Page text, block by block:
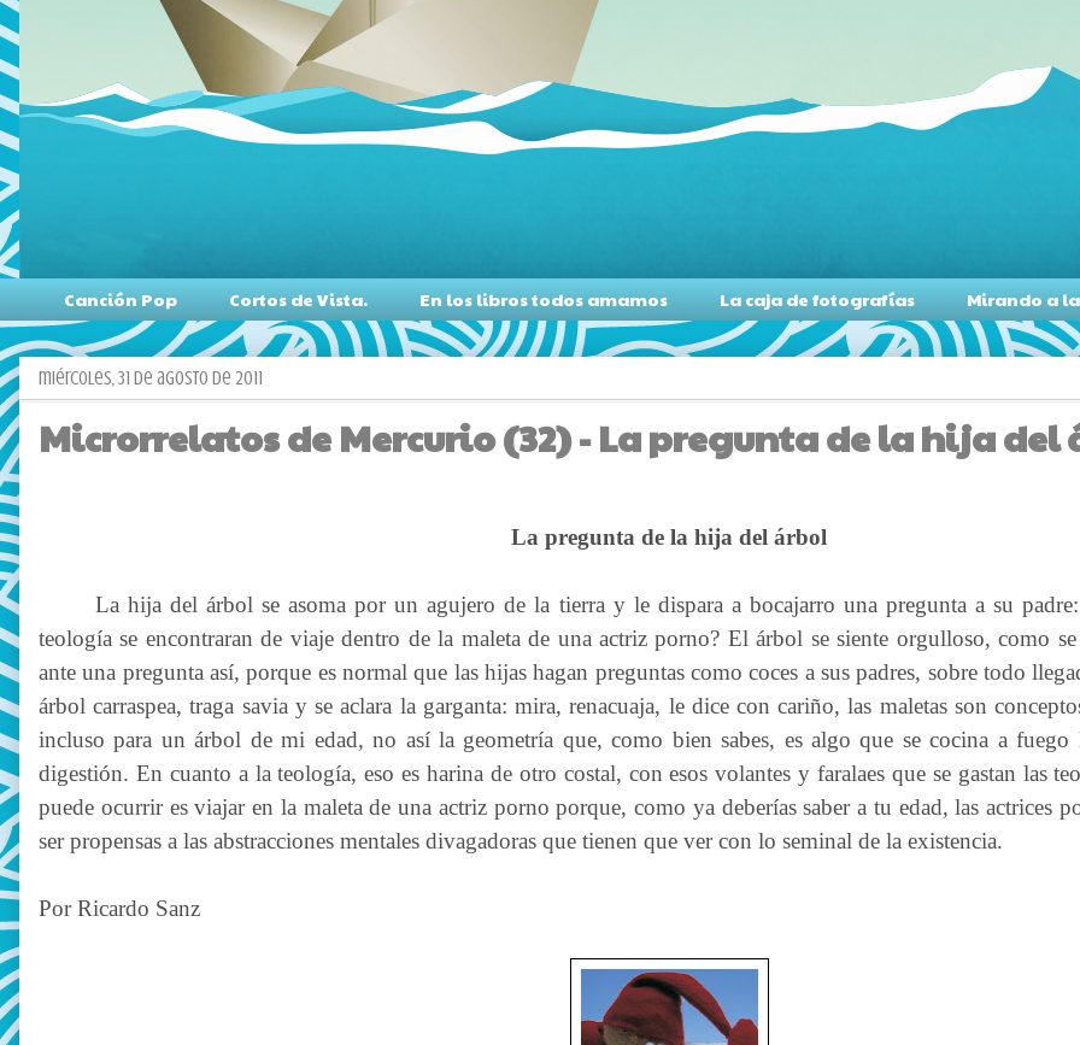
Canción Pop Cortos de Vista. En los libros todos amamos La caja de fotografías Mirando a
miércoles, 31 de agosto de 2011
Microrrelatos de Mercurio (32) - La pregunta de la hija del
La pregunta de la hija del árbol
La hija del árbol se asoma por un agujero de la tierra y le dispara a bocajarro una pregunta a su
teología se encontraran de viaje dentro de la maleta de una actriz porno? El árbol se siente orgulloso, como
ante una pregunta así, porque es normal que las hijas hagan preguntas como coces a sus padres, sobre todo
árbol carraspea, traga savia y se aclara la garganta: mira, renacuaja, le dice con cariño, las maletas son
incluso para un árbol de mi edad, no así la geometría que, como bien sabes, es algo que se cocina a
digestión. En cuanto a la teología, eso es harina de otro costal, con esos volantes y faralaes que se gastan las
puede ocurrir es viajar en la maleta de una actriz porno porque, como ya deberías saber a tu edad, las actrices
ser propensas a las abstracciones mentales divagadoras que tienen que ver con lo seminal de la existencia.
Por Ricardo Sanz